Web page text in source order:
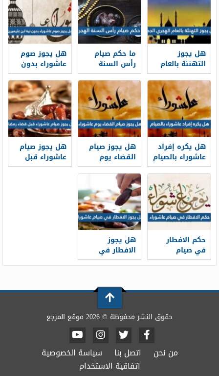
هل يجوز
التهنئة بالعام
الهجري الجديد
1448
ما حكم صيام
رأس السنة
الهجرية
هل يجوز صوم
عاشوراء بدون
نية ابن عثيميين
هل يكره إفراد
عاشوراء بالصيام
هل يجوز صيام
القضاء يوم
عاشوراء
هل يجوز صيام
عاشوراء قبل
قضاء رمضان
حكم الافطار
في صيام
عاشوراء
هل يجوز
الافطار في
صيام عاشوراء
حقوق النشر محفوظة © 2026 موقع المرجع
من نحن اتصل بنا
سياسة الخصوصية
اتفاقية الاستخدام